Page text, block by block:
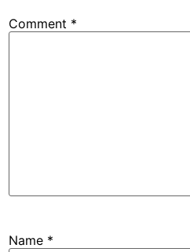
Comment *
Name *